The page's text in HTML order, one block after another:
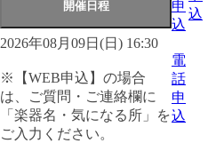
申
込
込
2026年08月09日(日) 16:30
※【WEB申込】の場合
は、ご質問・ご連絡欄に
「楽器名・気になる所」を
ご入力ください。
電
話
申
込